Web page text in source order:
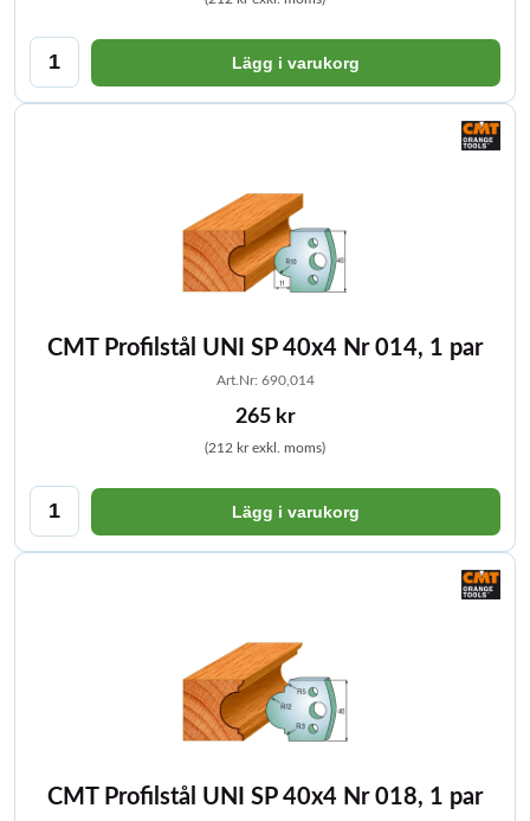
Lägg i varukorg
CMT Profilstål UNI SP 40x4 Nr 014, 1 par
Art.Nr: 690,014
265 kr
(212 kr exkl. moms)
Lägg i varukorg
CMT Profilstål UNI SP 40x4 Nr 018, 1 par